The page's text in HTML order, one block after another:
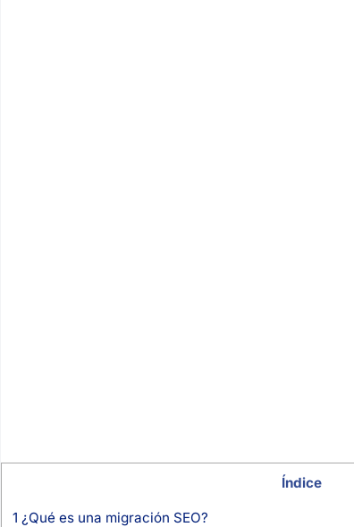
Índice
1 ¿Qué es una migración SEO?